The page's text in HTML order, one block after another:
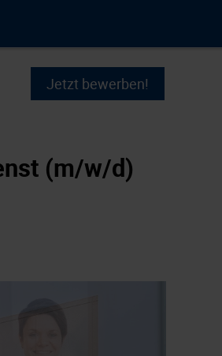
Jetzt bewerben!
(m/w/d)